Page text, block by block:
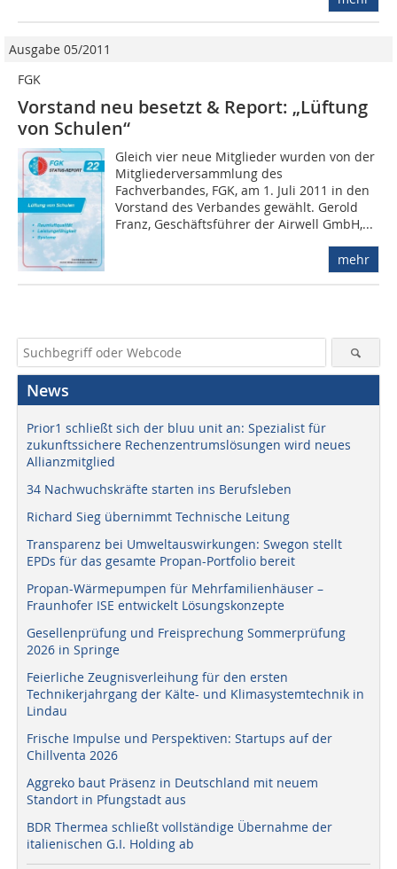
Ausgabe 05/2011
FGK
Vorstand neu besetzt & Report: „Lüftung
von Schulen“
Gleich vier neue Mitglieder wurden von der
Mitgliederversammlung des
Fachverbandes, FGK, am 1. Juli 2011 in den
Vorstand des Verbandes gewählt. Gerold
Franz, Geschäftsführer der Airwell GmbH,...
mehr
News
Prior1 schließt sich der bluu unit an: Spezialist für
zukunftssichere Rechenzentrumslösungen wird neues
Allianzmitglied
34 Nachwuchskräfte starten ins Berufsleben
Richard Sieg übernimmt Technische Leitung
Transparenz bei Umweltauswirkungen: Swegon stellt
EPDs für das gesamte Propan-Portfolio bereit
Propan-Wärmepumpen für Mehrfamilienhäuser –
Fraunhofer ISE entwickelt Lösungskonzepte
Gesellenprüfung und Freisprechung Sommerprüfung
2026 in Springe
Feierliche Zeugnisverleihung für den ersten
Technikerjahrgang der Kälte- und Klimasystemtechnik in
Lindau
Frische Impulse und Perspektiven: Startups auf der
Chillventa 2026
Aggreko baut Präsenz in Deutschland mit neuem
Standort in Pfungstadt aus
BDR Thermea schließt vollständige Übernahme der
italienischen G.I. Holding ab